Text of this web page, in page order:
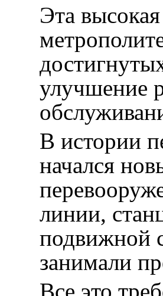
Эта
улучшение
В истории
начался
линии,
подвижной
занимали